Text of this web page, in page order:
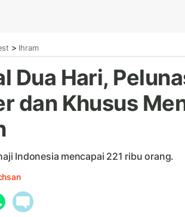
> Ihram
Dua Hari,
dan Khusus
Indonesia mencapai 221 ribu orang.